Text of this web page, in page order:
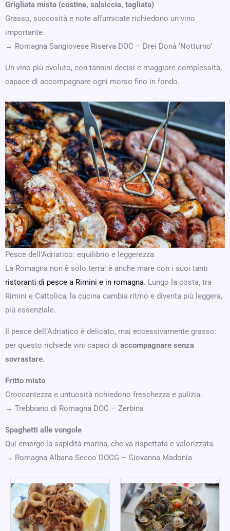
Grigliata mista (costine, salsiccia, tagliata)
Grasso, succosità e note affumicate richiedono un vino
importante.
→ Romagna Sangiovese Riserva DOC – Drei Donà ‘Notturno’
Un vino più evoluto, con tannini decisi e maggiore complessità,
capace di accompagnare ogni morso fino in fondo.
Pesce dell’Adriatico: equilibrio e leggerezza
La Romagna non è solo terra: è anche mare con i suoi tanti
ristoranti di pesce a Rimini e in romagna. Lungo la costa, tra
Rimini e Cattolica, la cucina cambia ritmo e diventa più leggera,
più essenziale.
Il pesce dell’Adriatico è delicato, mai eccessivamente grasso:
per questo richiede vini capaci di accompagnare senza
sovrastare.
Fritto misto
Croccantezza e untuosità richiedono freschezza e pulizia.
→ Trebbiano di Romagna DOC – Zerbina
Spaghetti alle vongole
Qui emerge la sapidità marina, che va rispettata e valorizzata.
→ Romagna Albana Secco DOCG – Giovanna Madonia